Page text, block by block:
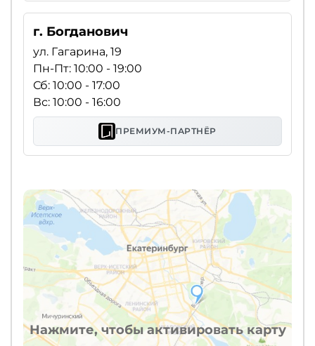
Нажмите, чтобы активировать карту
г. Богданович
ул. Гагарина, 19
Пн-Пт: 10:00 - 19:00
Сб: 10:00 - 17:00
Вс: 10:00 - 16:00
ПРЕМИУМ-ПАРТНЁР